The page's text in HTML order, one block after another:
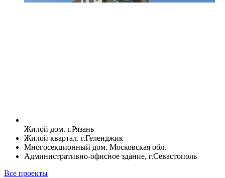
Жилой дом. г.Рязань
Жилой квартал. г.Геленджик
Многосекционный дом. Московская обл.
Административно-офисное здание, г.Севастополь
Все проекты